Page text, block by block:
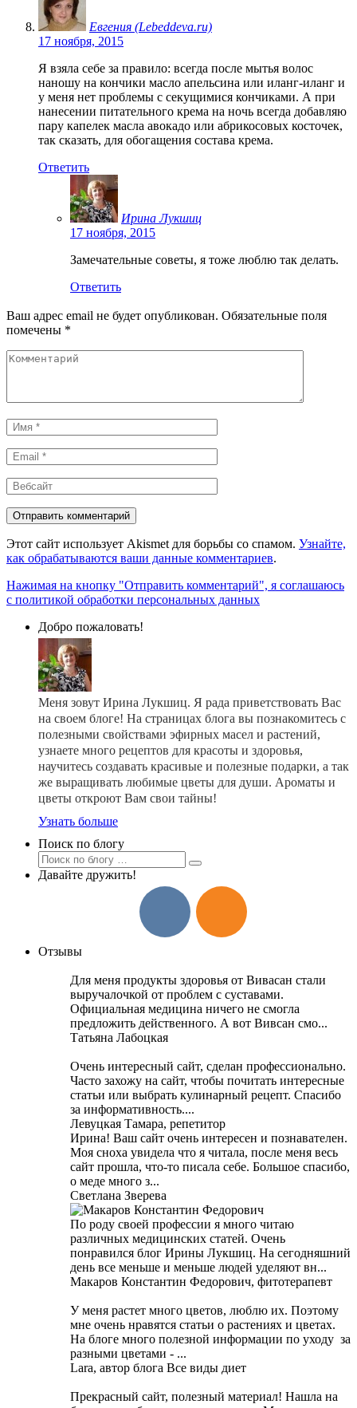
Евгения (Lebeddeva.ru)
17 ноября, 2015
Я взяла себе за правило: всегда после мытья волос
наношу на кончики масло апельсина или иланг-иланг и
у меня нет проблемы с секущимися кончиками. А при
нанесении питательного крема на ночь всегда добавляю
пару капелек масла авокадо или абрикосовых косточек,
так сказать, для обогащения состава крема.
Ответить
Ирина Лукшиц
17 ноября, 2015
Замечательные советы, я тоже люблю так делать.
Ответить
Ваш адрес email не будет опубликован. Обязательные поля
помечены *
Комментарий
Имя
*
Email
*
Вебсайт
Этот сайт использует Akismet для борьбы со спамом. Узнайте,
как обрабатываются ваши данные комментариев.
Нажимая на кнопку "Отправить комментарий", я соглашаюсь
с политикой обработки персональных данных
Добро пожаловать!
Меня зовут Ирина Лукшиц. Я рада приветствовать Вас
на своем блоге! На страницах блога вы познакомитесь с
полезными свойствами эфирных масел и растений,
узнаете много рецептов для красоты и здоровья,
научитесь создавать красивые и полезные подарки, а так
же выращивать любимые цветы для души. Ароматы и
цветы откроют Вам свои тайны!
Узнать больше
Поиск по блогу
Давайте дружить!
Отзывы
Для меня продукты здоровья от Вивасан стали
выручалочкой от проблем с суставами.
Официальная медицина ничего не смогла
предложить действенного. А вот Вивсан смо...
Татьяна Лабоцкая
Очень интересный сайт, сделан профессионально.
Часто захожу на сайт, чтобы почитать интересные
статьи или выбрать кулинарный рецепт. Спасибо
за информативность....
Левуцкая Тамара, репетитор
Ирина! Ваш сайт очень интересен и познавателен.
Моя сноха увидела что я читала, после меня весь
сайт прошла, что-то писала себе. Большое спасибо,
о меде много з...
Светлана Зверева
По роду своей профессии я много читаю
различных медицинских статей. Очень
понравился блог Ирины Лукшиц. На сегодняшний
день все меньше и меньше людей уделяют вн...
Макаров Константин Федорович, фитотерапевт
У меня растет много цветов, люблю их. Поэтому
мне очень нравятся статьи о растениях и цветах.
На блоге много полезной информации по уходу за
разными цветами - ...
Lara, автор блога Все виды диет
Прекрасный сайт, полезный материал! Нашла на